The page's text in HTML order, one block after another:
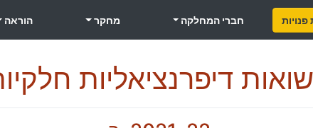
חברי המחלקה מחקר הוראה
דיפרנציאליות